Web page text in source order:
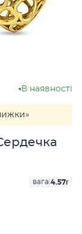
В наявності
вага:4.57г